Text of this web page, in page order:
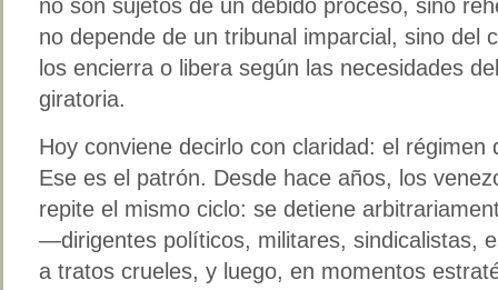
no son sujetos de un debido proceso, sino
no depende de un tribunal imparcial, sino del
los encierra o libera según las necesidades
giratoria.
Hoy conviene decirlo con claridad: el
Ese es el patrón. Desde hace años, los
repite el mismo ciclo: se detiene
—dirigentes políticos, militares, sindicalistas,
a tratos crueles, y luego, en momentos